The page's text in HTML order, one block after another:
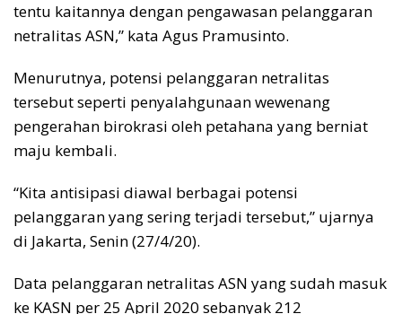
tentu kaitannya dengan pengawasan pelanggaran
netralitas ASN,” kata Agus Pramusinto.
Menurutnya, potensi pelanggaran netralitas
tersebut seperti penyalahgunaan wewenang
pengerahan birokrasi oleh petahana yang berniat
maju kembali.
“Kita antisipasi diawal berbagai potensi
pelanggaran yang sering terjadi tersebut,” ujarnya
di Jakarta, Senin (27/4/20).
Data pelanggaran netralitas ASN yang sudah masuk
ke KASN per 25 April 2020 sebanyak 212